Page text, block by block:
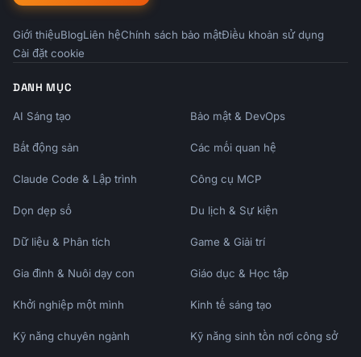
TOTAL: $48,000
distribution!)
---
## SOLO 401(K) VS SEP IRA
```
═════════════════════════════════════════════
═════════════════
                        SOLO 401(K)       SEP
─────────────────────────────────────────────
Giới thiệuBlogLiên hệChính sách bảo mậtĐiều khoản sử dụng
Cài đặt cookie
DANH MỤC
AI Sáng tạo Bảo mật & DevOps
Bất động sản Các mối quan hệ
Claude Code & Lập trình Công cụ MCP
Dọn dẹp số Du lịch & Sự kiện
Dữ liệu & Phân tích Game & Giải trí
Gia đình & Nuôi dạy con Giáo dục & Học tập
Khởi nghiệp một mình Kinh tế sáng tạo
Kỹ năng chuyên ngành Kỹ năng sinh tồn nơi công sở